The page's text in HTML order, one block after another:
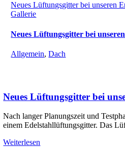
Neues Lüftungsgitter bei unseren
Gallerie
Neues Lüftungsgitter bei
Allgemein,Dach
Neues Lüftungsgitter bei
Nach langer Planungszeit und
einem Edelstahllüftungsgitter. Das
Weiterlesen